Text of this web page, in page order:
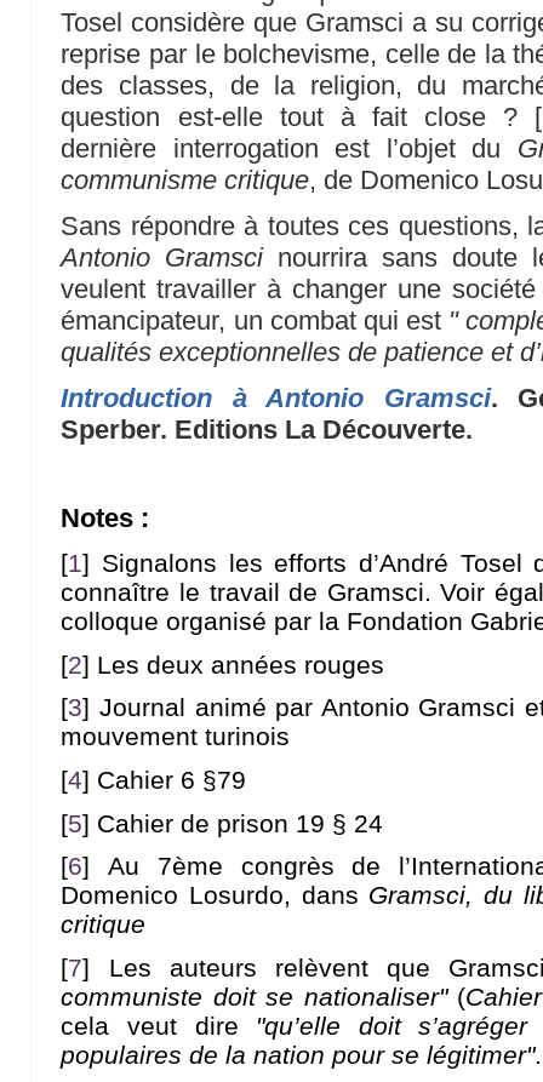
Tosel considère que Gramsci a su
reprise par le bolchevisme, celle de la
des classes, de la religion, du
question est-elle tout à fait close ?[
dernière interrogation est l’objet du
communisme critique, de Domenico
Sans répondre à toutes ces questions,
Antonio Gramscinourrira sans doute
veulent travailler à changer une
émancipateur, un combat qui est "
qualités exceptionnelles de patience et
Introduction à Antonio Gramsci.
Sperber. Editions La Découverte.
Notes :
[1] Signalons les efforts d’André
connaître le travail de Gramsci. Voir
colloque organisé par la Fondation
[2] Les deux années rouges
[3]Journal animé par Antonio Gramsci
mouvement turinois
[4] Cahier 6 §79
[5] Cahier de prison 19 § 24
[6]Au 7ème congrès de
Domenico Losurdo, dans Gramsci, du
critique
[7] Les auteurs relèvent que
communiste doit se nationaliser"(Cahier
cela veut dire "qu’elle doit
populaires de la nation pour se légitimer".